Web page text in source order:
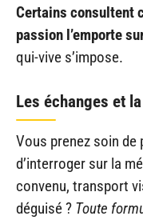
Certains consultent
passion l’emporte
qui-vive s’impose.
Les échanges et
Vous prenez soin
d’interroger sur la
convenu, transport
déguisé ? Toute